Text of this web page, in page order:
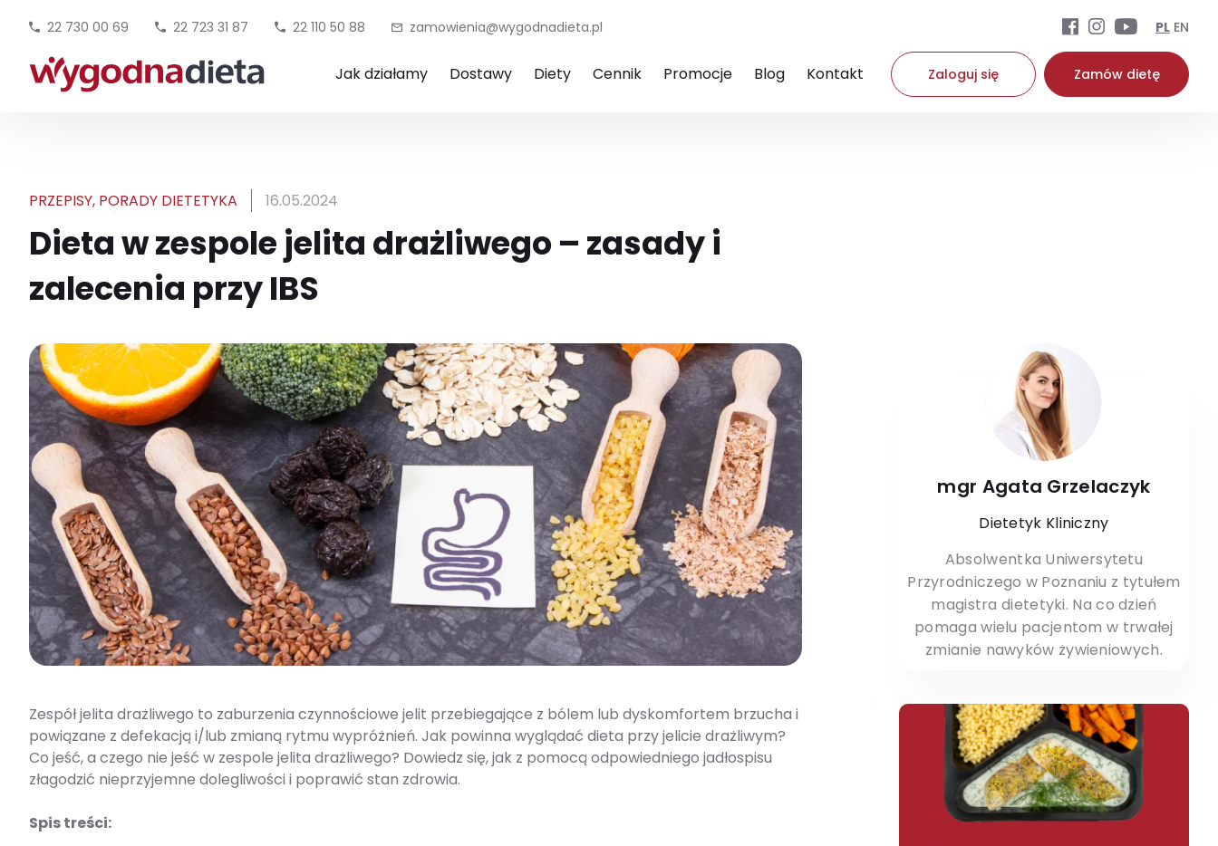
22 730 00 69 22 723 31 87 22 110 50 88 zamowienia@wygodnadieta.pl PL EN
Jak działamy Dostawy Diety Cennik Promocje Blog Kontakt Zaloguj się Zamów dietę
PRZEPISY, PORADY DIETETYKA 16.05.2024
Dieta w zespole jelita drażliwego – zasady i
zalecenia przy IBS
mgr Agata Grzelaczyk
Dietetyk Kliniczny
Absolwentka Uniwersytetu
Przyrodniczego w Poznaniu z tytułem
magistra dietetyki. Na co dzień
pomaga wielu pacjentom w trwałej
zmianie nawyków żywieniowych.
Zespół jelita drażliwego to zaburzenia czynnościowe jelit przebiegające z bólem lub dyskomfortem brzucha i
powiązane z defekacją i/lub zmianą rytmu wypróżnień. Jak powinna wyglądać dieta przy jelicie drażliwym?
Co jeść, a czego nie jeść w zespole jelita drażliwego? Dowiedz się, jak z pomocą odpowiedniego jadłospisu
złagodzić nieprzyjemne dolegliwości i poprawić stan zdrowia.
Spis treści: